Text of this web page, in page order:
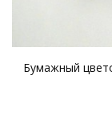
Бумажный